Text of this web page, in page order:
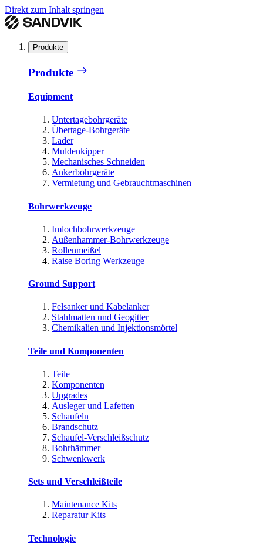
Direkt zum Inhalt springen
Produkte
Produkte
Equipment
Untertagebohrgeräte
Übertage-Bohrgeräte
Lader
Muldenkipper
Mechanisches Schneiden
Ankerbohrgeräte
Vermietung und Gebrauchtmaschinen
Bohrwerkzeuge
Imlochbohrwerkzeuge
Außenhammer-Bohrwerkzeuge
Rollenmeißel
Raise Boring Werkzeuge
Ground Support
Felsanker und Kabelanker
Stahlmatten und Geogitter
Chemikalien und Injektionsmörtel
Teile und Komponenten
Teile
Komponenten
Upgrades
Ausleger und Lafetten
Schaufeln
Brandschutz
Schaufel-Verschleißschutz
Bohrhämmer
Schwenkwerk
Sets und Verschleißteile
Maintenance Kits
Reparatur Kits
Technologie